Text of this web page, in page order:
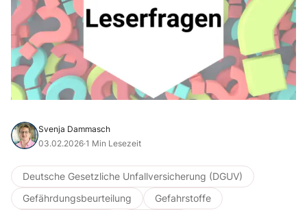
Svenja Dammasch
03.02.2026·1 Min Lesezeit
Deutsche Gesetzliche Unfallversicherung (DGUV)
Gefährdungsbeurteilung
Gefahrstoffe